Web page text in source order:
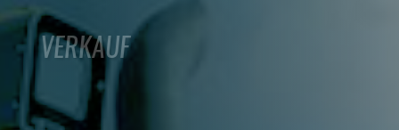
VERKAUF